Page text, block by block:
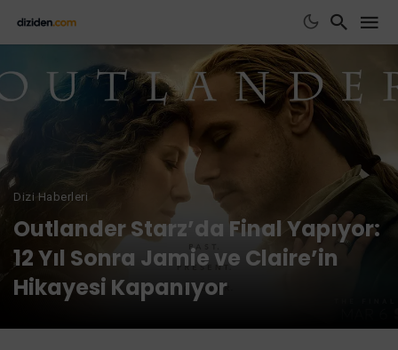
Dizi Haberleri
Outlander Starz’da Final Yapıyor:
12 Yıl Sonra Jamie ve Claire’in
Hikayesi Kapanıyor